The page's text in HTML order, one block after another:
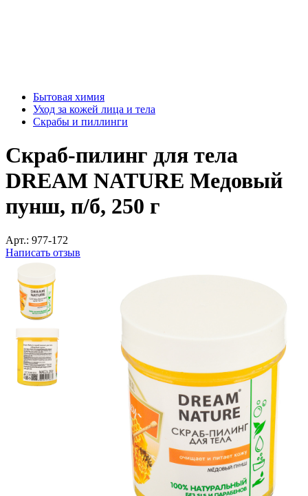
Бытовая химия
Уход за кожей лица и тела
Скрабы и пиллинги
Скраб-пилинг для тела
DREAM NATURE Медовый
пунш, п/б, 250 г
Арт.: 977-172
Написать отзыв